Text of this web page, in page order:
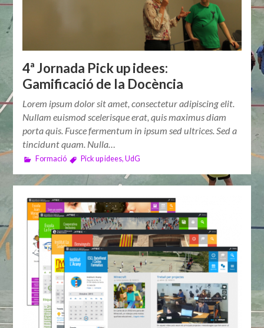
4ª Jornada Pick up idees:
Gamificació de la Docència
Lorem ipsum dolor sit amet, consectetur adipiscing elit.
Nullam euismod scelerisque erat, quis maximus diam
porta quis. Fusce fermentum in ipsum sed ultrices. Sed a
tincidunt quam. Nulla…
Formació Pick up idees, UdG